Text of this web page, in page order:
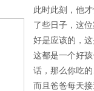
此时此刻，他
了些日子，这
好是应该的，
这都是一个好
话，那么你吃
而且爸爸每天